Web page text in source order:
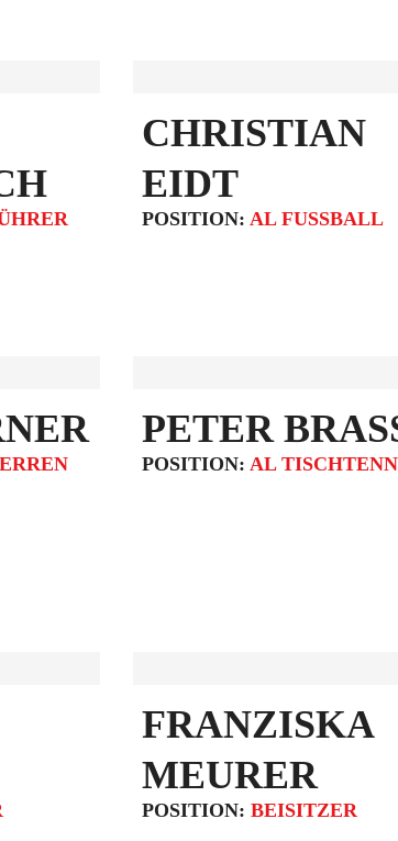
CHRISTIAN
EIDT
POSITION: AL FUSSBALL
PETER
POSITION: AL
FRANZISKA
MEURER
POSITION: BEISITZER